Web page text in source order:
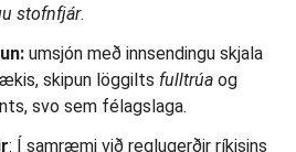
stofnfjár.
umsjón með innsendingu skjala
skipun löggilts fulltrúa og
svo sem félagslaga.
: Í samræmi við reglugerðir ríkisins